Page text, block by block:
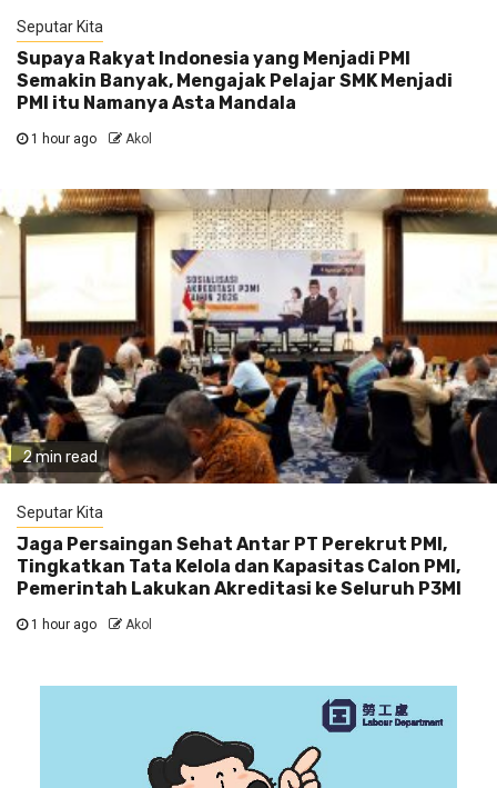
Seputar Kita
Supaya Rakyat Indonesia yang Menjadi PMI
Semakin Banyak, Mengajak Pelajar SMK Menjadi
PMI itu Namanya Asta Mandala
1 hour ago Akol
2 min read
Seputar Kita
Jaga Persaingan Sehat Antar PT Perekrut PMI,
Tingkatkan Tata Kelola dan Kapasitas Calon PMI,
Pemerintah Lakukan Akreditasi ke Seluruh P3MI
1 hour ago Akol